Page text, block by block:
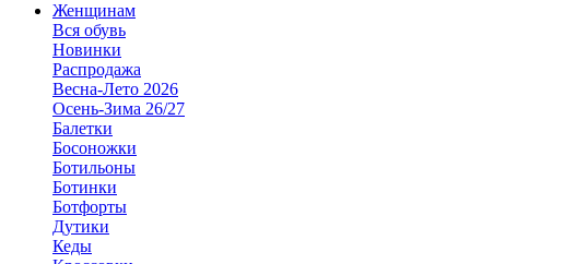
Женщинам
Вся обувь
Новинки
Распродажа
Весна-Лето 2026
Осень-Зима 26/27
Балетки
Босоножки
Ботильоны
Ботинки
Ботфорты
Дутики
Кеды